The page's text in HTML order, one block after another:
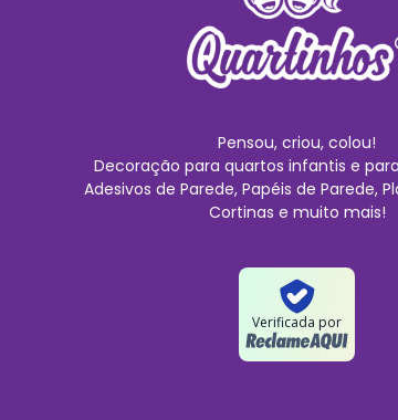
Pensou, criou, colou!
Decoração para quartos infantis e
Adesivos de Parede, Papéis de Parede,
Cortinas e muito mais!
Verificada por